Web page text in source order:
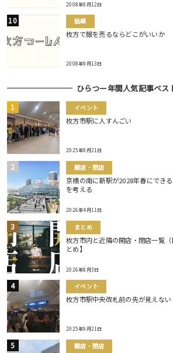
2008年9月12日
話題
枚方で服を売るならどこがいいか
2008年9月13日
ひらつー年間人気記事ベス
イベント
枚方市駅に人すんごい
2025年9月21日
開店・閉店
京橋の南に新駅が2028年春にでき
を考える
2026年4月11日
まとめ
枚方市内と近隣の開店・閉店一覧
とめ】
2026年8月3日
イベント
枚方市駅中央改札前の先が見えない
2025年9月21日
開店・閉店